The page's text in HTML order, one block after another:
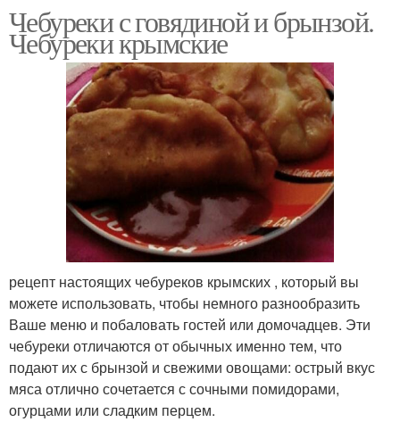
Чебуреки с говядиной и брынзой.
Чебуреки крымские
рецепт настоящих чебуреков крымских , который вы
можете использовать, чтобы немного разнообразить
Ваше меню и побаловать гостей или домочадцев. Эти
чебуреки отличаются от обычных именно тем, что
подают их с брынзой и свежими овощами: острый вкус
мяса отлично сочетается с сочными помидорами,
огурцами или сладким перцем.